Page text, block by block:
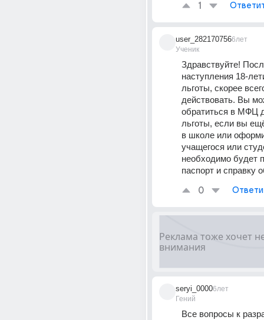
1
user_282170756
Ученик
6лет
Здравствуйте!
наступления 18-
льготы, скорее
действовать. Вы
обратиться в МФЦ
льготы, если вы
в школе или
учащегося или
необходимо будет
паспорт и справку
0
seryi_0000
Гений
6лет
Все вопросы к